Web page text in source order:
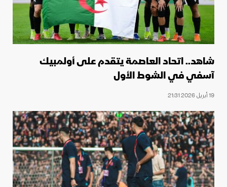
شاهد.. اتحاد العاصمة يتقدم على أولمبيك
آسفي في الشوط الأول
19 أبريل 2026 21:31